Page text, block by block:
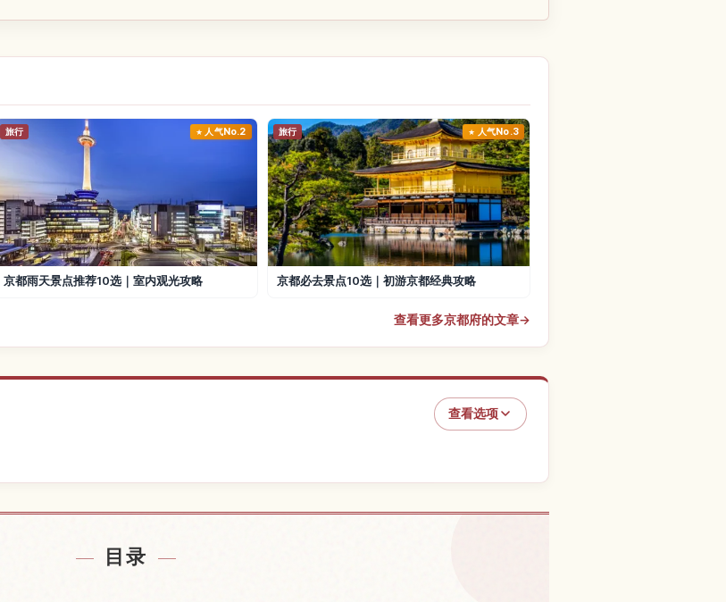
旅行 人气No.2
京都雨天景点推荐10选｜室内观光攻略
旅行 人气No.3
京都必去景点10选｜初游京都经典攻略
查看更多京都府的文章→
查看选项
目录